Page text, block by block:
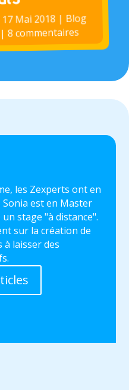
17 Mai 2018| Blog
|8 commentaires
les Zexperts ont en
est en Master
stage "à distance".
sur la création de
à laisser des